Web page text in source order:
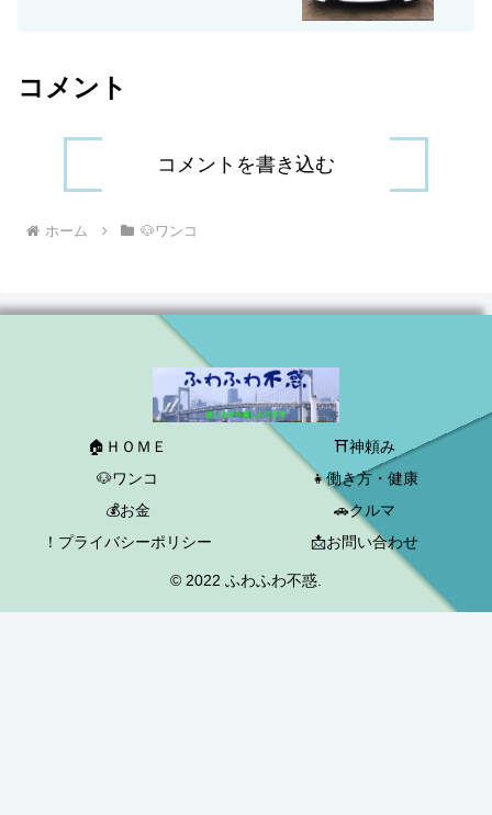
コメント
コメントを書き込む
ホーム 🐶ワンコ
🏠ＨＯＭＥ
⛩神頼み
🐶ワンコ
👧働き方・健康
💰お金
🚗クルマ
！プライバシーポリシー
📩お問い合わせ
© 2022 ふわふわ不惑.